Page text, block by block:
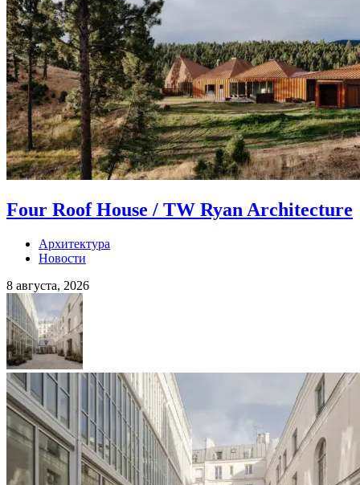
Four Roof House / TW Ryan Architecture
Архитектура
Новости
8 августа, 2026